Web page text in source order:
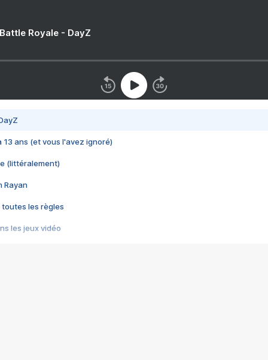
Royale - DayZ
13 ans (et vous l'avez ignoré)
(littéralement)
Rayan
toutes les règles
les jeux vidéo